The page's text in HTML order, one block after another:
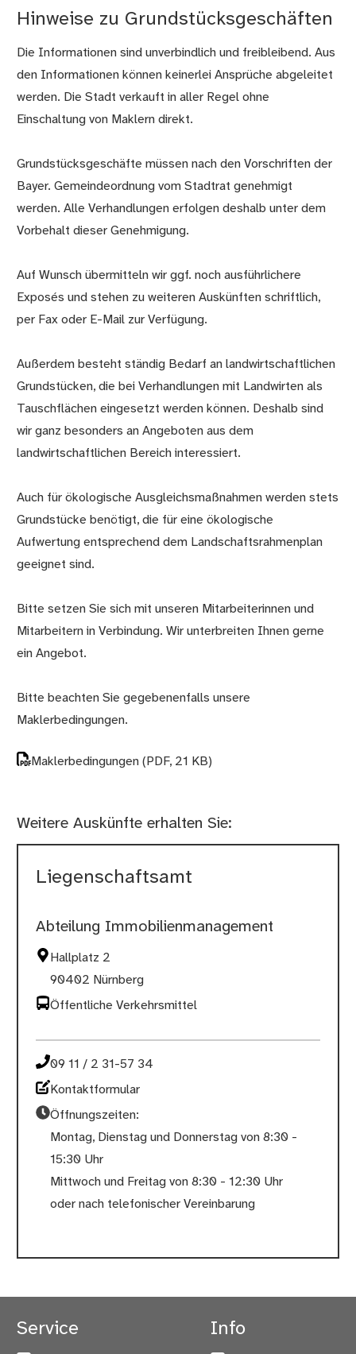
Hinweise zu Grundstücksgeschäften
Die Informationen sind unverbindlich und freibleibend. Aus
den Informationen können keinerlei Ansprüche abgeleitet
werden. Die Stadt verkauft in aller Regel ohne
Einschaltung von Maklern direkt.
Grundstücksgeschäfte müssen nach den Vorschriften der
Bayer. Gemeindeordnung vom Stadtrat genehmigt
werden. Alle Verhandlungen erfolgen deshalb unter dem
Vorbehalt dieser Genehmigung.
Auf Wunsch übermitteln wir ggf. noch ausführlichere
Exposés und stehen zu weiteren Auskünften schriftlich,
per Fax oder E-Mail zur Verfügung.
Außerdem besteht ständig Bedarf an landwirtschaftlichen
Grundstücken, die bei Verhandlungen mit Landwirten als
Tauschflächen eingesetzt werden können. Deshalb sind
wir ganz besonders an Angeboten aus dem
landwirtschaftlichen Bereich interessiert.
Auch für ökologische Ausgleichsmaßnahmen werden stets
Grundstücke benötigt, die für eine ökologische
Aufwertung entsprechend dem Landschaftsrahmenplan
geeignet sind.
Bitte setzen Sie sich mit unseren Mitarbeiterinnen und
Mitarbeitern in Verbindung. Wir unterbreiten Ihnen gerne
ein Angebot.
Bitte beachten Sie gegebenenfalls unsere
Maklerbedingungen.
Maklerbedingungen(PDF, 21 KB)
Weitere Auskünfte erhalten Sie:
Liegenschaftsamt
Abteilung Immobilienmanagement
Hallplatz 2
90402 Nürnberg
Öffentliche Verkehrsmittel
09 11 / 2 31-57 34
Kontaktformular
Öffnungszeiten:
Montag, Dienstag und Donnerstag von 8:30 -
15:30 Uhr
Mittwoch und Freitag von 8:30 - 12:30 Uhr
oder nach telefonischer Vereinbarung
Service Info